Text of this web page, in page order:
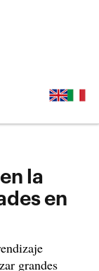
la
en
grandes